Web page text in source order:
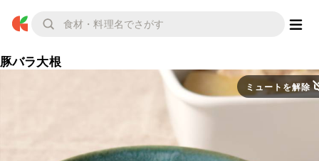
豚バラ大根
ミュートを解除